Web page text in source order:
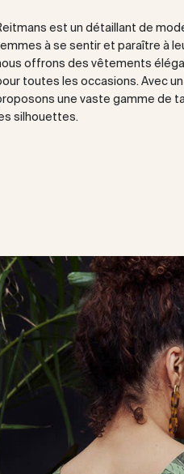
est un détaillant de
à se sentir et paraître à
offrons des vêtements
toutes les occasions. Avec
une vaste gamme de
silhouettes.